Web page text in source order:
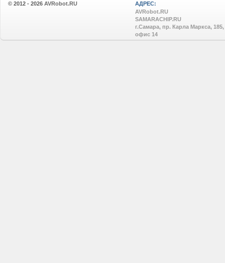
© 2012 - 2026 AVRobot.RU
АДРЕС:
AVRobot.RU
SAMARACHIP.RU
г.Самара, пр. Карла Маркса, 185,
офис 14